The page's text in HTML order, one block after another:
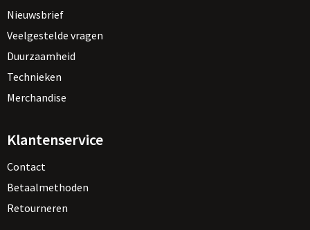
Nieuwsbrief
Veelgestelde vragen
Duurzaamheid
Technieken
Merchandise
Klantenservice
Contact
Betaalmethoden
Retourneren